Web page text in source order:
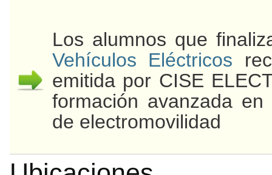
Los alumnos que
Vehículos Eléctricos
emitida por CISE
formación avanzada
de electromovilidad